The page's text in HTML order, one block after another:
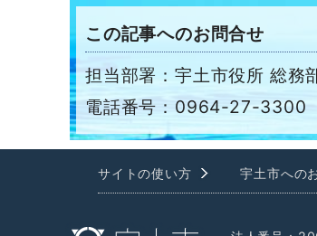
この記事へのお問合せ
担当部署：宇土市役所 総務
電話番号：0964-27-3300
サイトの使い方 宇土市への